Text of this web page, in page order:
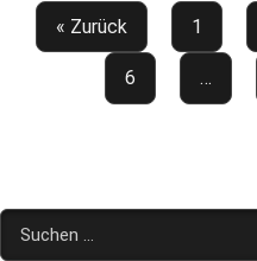
« Zurück 1
6 …
Suchen
nach: